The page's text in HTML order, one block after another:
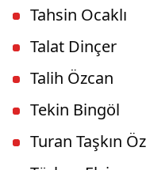
Tahsin Ocaklı
Talat Dinçer
Talih Özcan
Tekin Bingöl
Turan Taşkın